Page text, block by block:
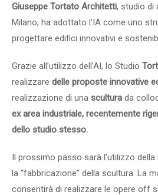
Giuseppe Tortato Architetti, studio di
Milano, ha adottato l’IA come uno
progettare edifici innovativi e
Grazie all’utilizzo dell’AI, lo Studio
realizzare delle proposte innovative
realizzazione di una scultura da
ex area industriale, recentemente
dello studio stesso.
Il prossimo passo sarà l’utilizzo della
la “fabbricazione” della scultura. La
consentirà di realizzare le opere off